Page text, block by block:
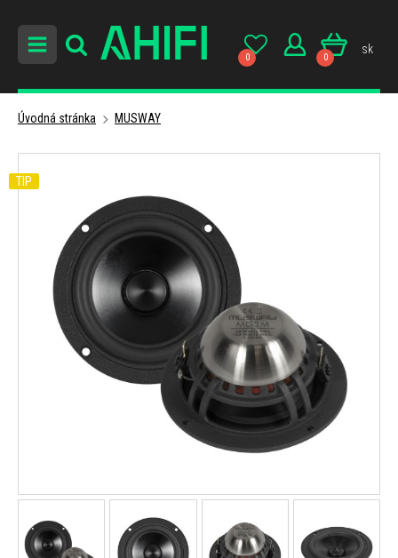
0 0
sk
Úvodná stránka MUSWAY
TIP